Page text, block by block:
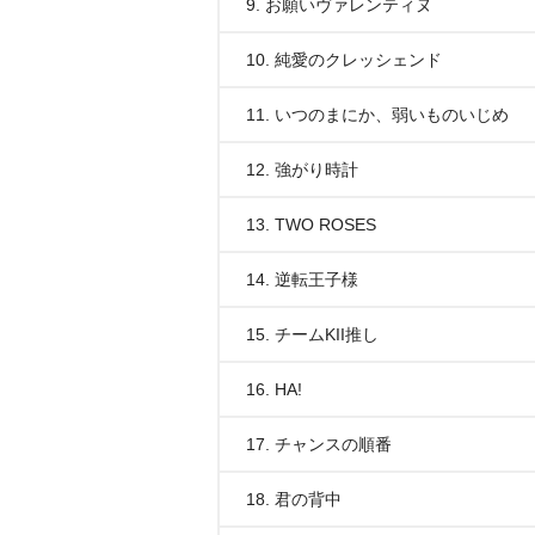
9. お願いヴァレンティヌ
10. 純愛のクレッシェンド
11. いつのまにか、弱いものいじめ
12. 強がり時計
13. TWO ROSES
14. 逆転王子様
15. チームKII推し
16. HA!
17. チャンスの順番
18. 君の背中